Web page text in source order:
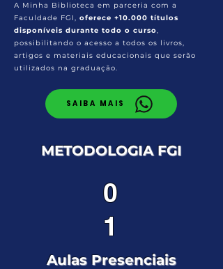
A Minha Biblioteca em parceria com a
Faculdade FGI, oferece +10.000 títulos
disponíveis durante todo o curso,
possibilitando o acesso a todos os livros,
artigos e materiais educacionais que serão
utilizados na graduação.
SAIBA MAIS
METODOLOGIA FGI
0
1
Aulas Presenciais